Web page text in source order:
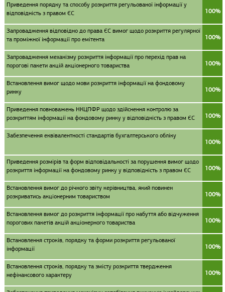
Приведення порядку та способу розкриття регульованої інформації у
відповідність з правом ЄС
100%
Запровадження відповідно до права ЄС вимог щодо розкриття регулярної
та проміжної інформації про емітента
100%
Запровадження механізму розкриття інформації про перехід прав на
порогові пакети акцій акціонерного товариства
100%
Встановлення вимог щодо мови розкриття інформації на фондовому
ринку
100%
Приведення повноважень НКЦПФР щодо здійснення контролю за
розкриттям інформації на фондовому ринку у відповідність з правом ЄС
100%
Забезпечення еквівалентності стандартів бухгалтерського обліку
100%
Приведення розмірів та форм відповідальності за порушення вимог щодо
розкриття інформації на фондовому ринку у відповідність з правом ЄС
100%
Встановлення вимог до річного звіту керівництва, який повинен
розкриватись акціонерним товариством
100%
Встановлення вимог до розкриття інформації про набуття або відчуження
порогових пакетів акцій акціонерного товариства
100%
Встановлення строків, порядку та форми розкриття регульованої
інформації
100%
Встановлення строків, порядку та змісту розкриття твердження
нефінансового характеру
100%